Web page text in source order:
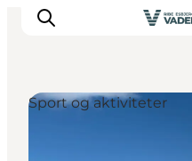
Sport og aktiviteter